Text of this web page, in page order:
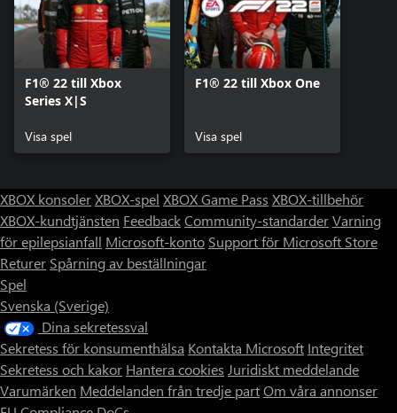
F1® 22 till Xbox
Series X|S
Visa spel
F1® 22 till Xbox One
Visa spel
XBOX konsolerXBOX-spel XBOX Game Pass XBOX-tillbehör
XBOX-kundtjänsten FeedbackCommunity-standarderVarning
för epilepsianfall Microsoft-konto Support för Microsoft Store
Returer Spårning av beställningar
Spel
Svenska (Sverige)
Dina sekretessval
Sekretess för konsumenthälsa Kontakta Microsoft Integritet
Sekretess och kakor Hantera cookies Juridiskt meddelande
Varumärken Meddelanden från tredje partOm våra annonser